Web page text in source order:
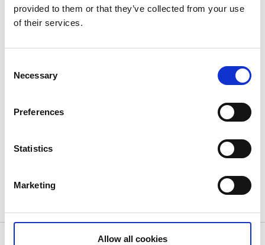
provided to them or that they’ve collected from your use
of their services.
Selection
Necessary
Preferences
Statistics
Marketing
Allow all cookies
Food Court
världen: Kolgrillade älgburgare, thaimat, viltkebab,
högrevsburgare, grillade majskolvar, korv av alla de
slag och langos naturligtvis!
Mer information om årets Food Court kommer